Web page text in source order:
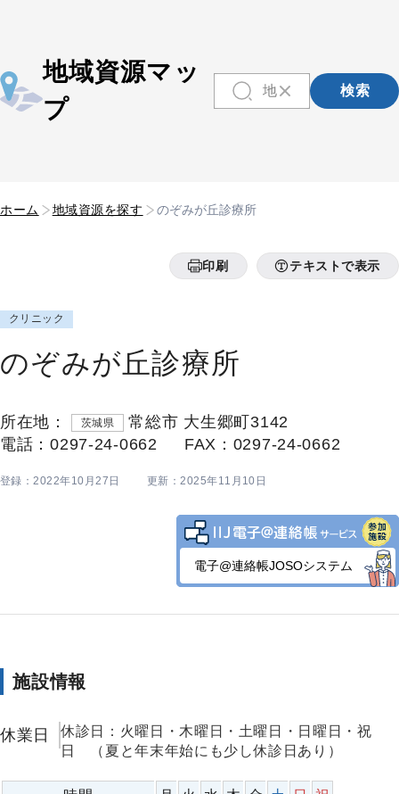
地域資源マッ
プ
検索
ホーム 地域資源を探す のぞみが丘診療所
印刷 テキストで表示
クリニック
のぞみが丘診療所
所在地： 茨城県
常総市 大生郷町3142
電話：0297-24-0662
FAX：0297-24-0662
登録：2022年10月27日 更新：2025年11月10日
電子@連絡帳JOSOシステム
施設情報
休業日
休診日：火曜日・木曜日・土曜日・日曜日・祝
日 （夏と年末年始にも少し休診日あり）